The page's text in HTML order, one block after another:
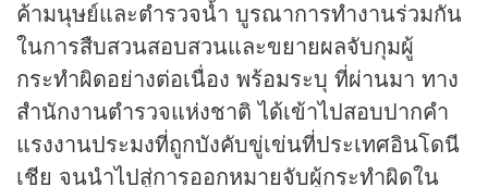
ค้ามนุษย์และตำรวจน้ำ บูรณาการทำงานร่วมกัน
ในการสืบสวนสอบสวนและขยายผลจับกุมผู้
กระทำผิดอย่างต่อเนื่อง พร้อมระบุ ที่ผ่านมา ทาง
สำนักงานตำรวจแห่งชาติ ได้เข้าไปสอบปากคำ
แรงงานประมงที่ถูกบังคับขู่เข่นที่ประเทศอินโดนี
เชีย จนนำไปสู่การออกหมายจับผู้กระทำผิดใน